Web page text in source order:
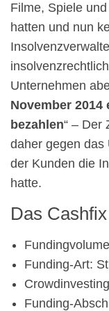
Filme, Spiele
hatten und nun
Unternehmen
November 2014
bezahlen“ – Der
daher gegen das
der Kunden die
hatte.
Das
Funding-Art:
Funding-